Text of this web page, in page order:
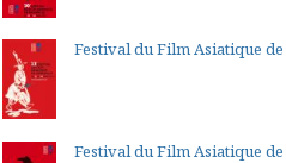
Festival du Film Asiatique
Festival du Film Asiatique